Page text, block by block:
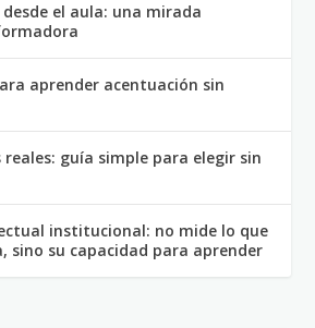
el aula: una mirada
aprender acentuación sin
reales: guía simple para elegir sin
institucional: no mide lo que
sino su capacidad para aprender